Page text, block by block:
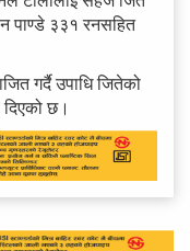
पाण्डे ३३१ रनसहित
गर्दै उपाधि जितेको
छ।